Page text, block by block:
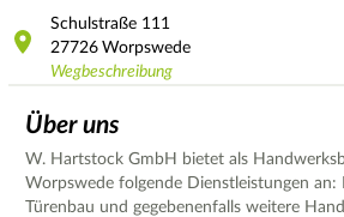
Schulstraße 111
27726 Worpswede
Wegbeschreibung
Über uns
W. Hartstock GmbH bietet als
Worpswede folgende Dienstleistungen an:
Türenbau und gegebenenfalls weitere